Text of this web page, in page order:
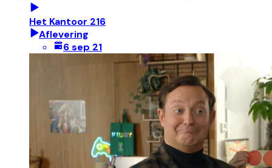
Het Kantoor 216
Aflevering
6 sep 21